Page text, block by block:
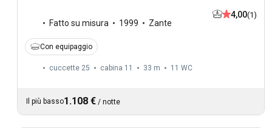
Fatto su misura 1999 Zante
4,00(1)
Con equipaggio
cuccette 25 cabina 11 33 m 11 WC
Il più basso1.108 € / notte